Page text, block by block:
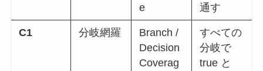
e
通す
C1 分岐網羅
Branch /
Decision
Coverag
すべての
分岐で
true と